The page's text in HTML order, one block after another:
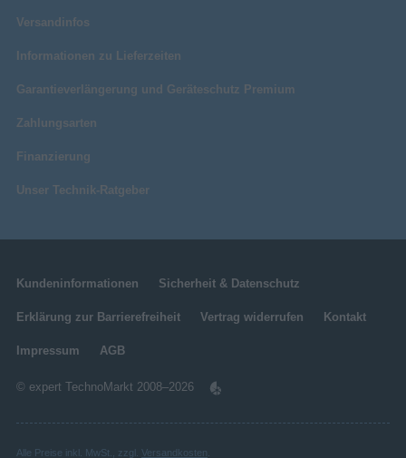
Versandinfos
Informationen zu Lieferzeiten
Garantieverlängerung und Geräteschutz Premium
Zahlungsarten
Finanzierung
Unser Technik-Ratgeber
Kundeninformationen Sicherheit & Datenschutz
Erklärung zur Barrierefreiheit Vertrag widerrufen Kontakt
Impressum AGB
© expert TechnoMarkt 2008–2026
Alle Preise inkl. MwSt., zzgl. Versandkosten.